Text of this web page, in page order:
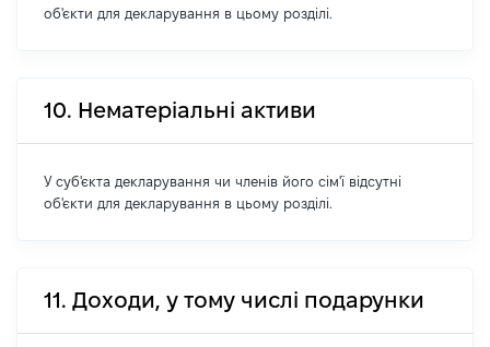
об'єкти для декларування в цьому розділі.
10. Нематеріальні активи
У суб'єкта декларування чи членів його сім'ї відсутні
об'єкти для декларування в цьому розділі.
11. Доходи, у тому числі подарунки